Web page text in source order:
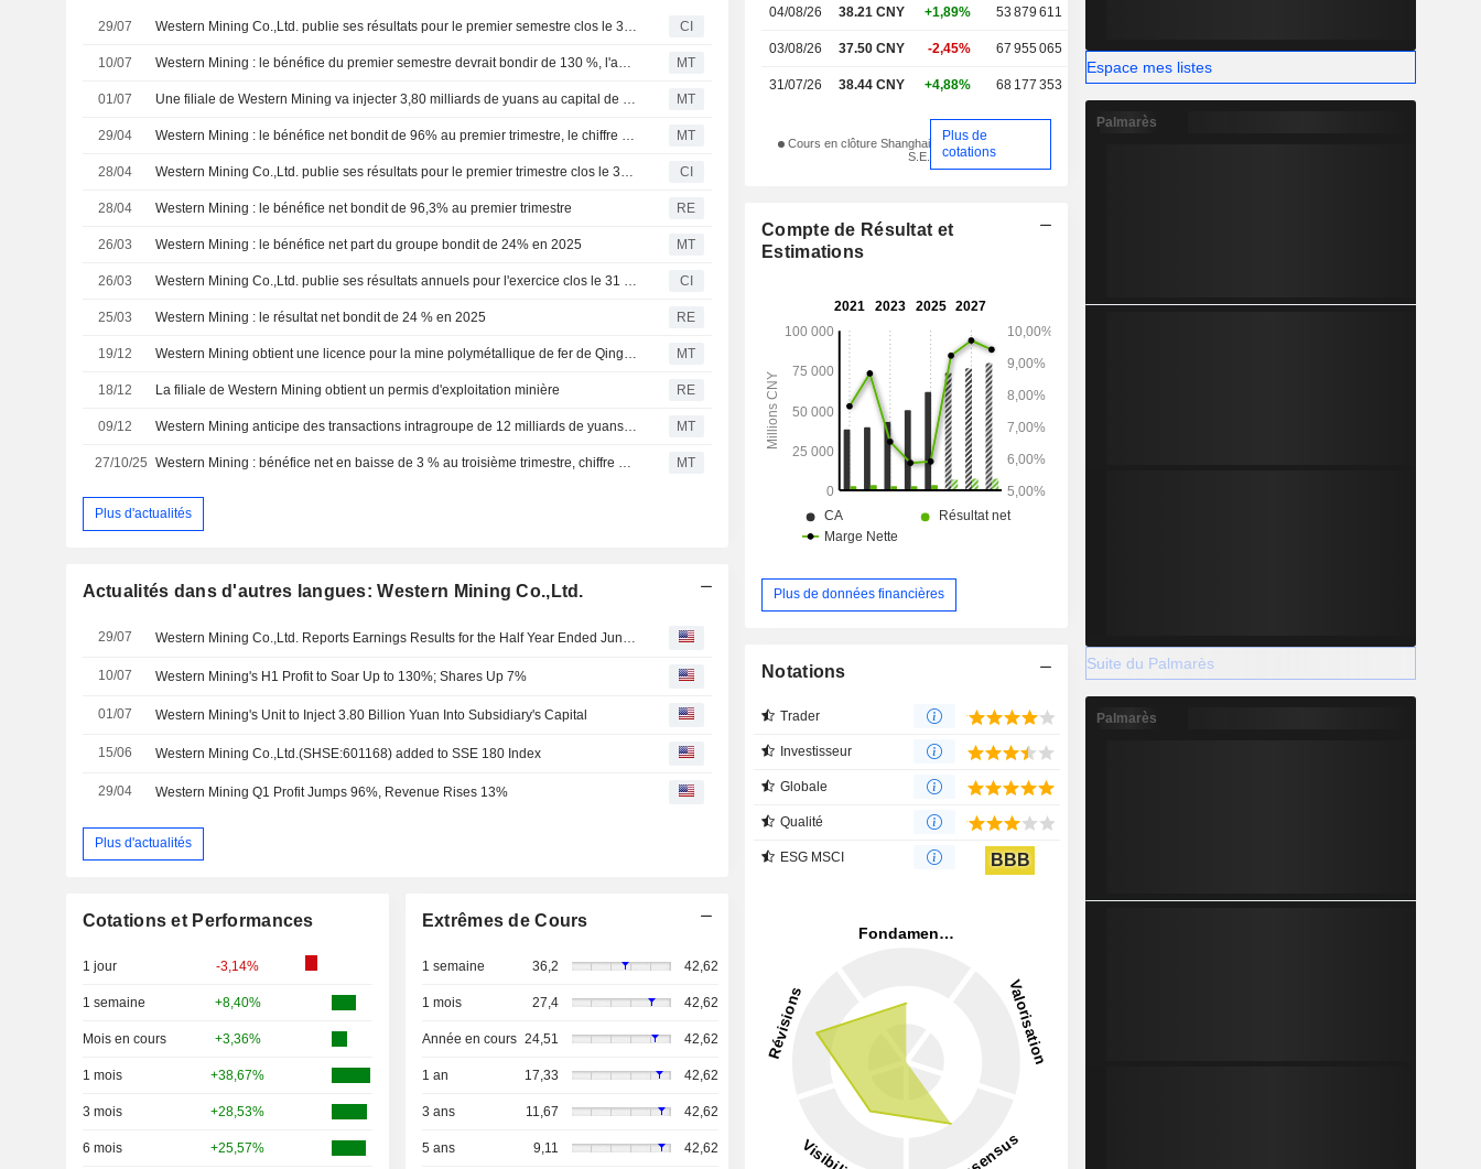
29/07 Western Mining Co.,Ltd. publie ses résultats pour le premier semestre clos le 30 juin 2026 CI
10/07 Western Mining : le bénéfice du premier semestre devrait bondir de 130 %, l'action grimpe de 7 % MT
01/07 Une filiale de Western Mining va injecter 3,80 milliards de yuans au capital de sa propre unité MT
29/04 Western Mining : le bénéfice net bondit de 96% au premier trimestre, le chiffre d'affaires progresse de 13% MT
28/04 Western Mining Co.,Ltd. publie ses résultats pour le premier trimestre clos le 31 mars 2026 CI
28/04 Western Mining : le bénéfice net bondit de 96,3% au premier trimestre RE
26/03 Western Mining : le bénéfice net part du groupe bondit de 24% en 2025 MT
26/03 Western Mining Co.,Ltd. publie ses résultats annuels pour l'exercice clos le 31 décembre 2025 CI
25/03 Western Mining : le résultat net bondit de 24 % en 2025 RE
19/12 Western Mining obtient une licence pour la mine polymétallique de fer de Qinghai ; l'action progresse de 3% MT
18/12 La filiale de Western Mining obtient un permis d'exploitation minière RE
09/12 Western Mining anticipe des transactions intragroupe de 12 milliards de yuans pour sa filiale en 2026 ; le titre chute de 5 % MT
27/10/25 Western Mining : bénéfice net en baisse de 3 % au troisième trimestre, chiffre d'affaires en hausse de 43 % ; le titre progresse de 3 % MT
Plus d'actualités
Actualités dans d'autres langues: Western Mining Co.,Ltd.
29/07
10/07 Western Mining's H1 Profit to Soar Up to 130%; Shares Up 7%
01/07 Western Mining's Unit to Inject 3.80 Billion Yuan Into Subsidiary's Capital
15/06 Western Mining Co.,Ltd.(SHSE:601168) added to SSE 180 Index
29/04 Western Mining Q1 Profit Jumps 96%, Revenue Rises 13%
Plus d'actualités
Cotations et Performances
1 jour -3,14%
1 semaine +8,40%
Mois en cours +3,36%
1 mois +38,67%
3 mois +28,53%
6 mois +25,57%
Extrêmes de Cours
1 semaine 36,2 42,62
1 mois 27,4 42,62
Année en cours 24,51 42,62
1 an 17,33 42,62
3 ans 11,67 42,62
5 ans 9,11 42,62
04/08/26 38.21 CNY +1,89% 53 879 611
03/08/26 37.50 CNY -2,45% 67 955 065
31/07/26 38.44 CNY +4,88% 68 177 353
Cours en clôture Shanghai
S.E.
Plus de
cotations
Compte de Résultat et
Estimations
Plus de données financières
Notations
Trader
Investisseur
Globale
Qualité
ESG MSCI BBB
Espace mes listes
Palmarès
Suite du Palmarès
Palmarès